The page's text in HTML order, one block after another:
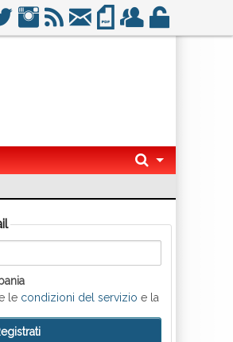
le condizioni del servizio e la